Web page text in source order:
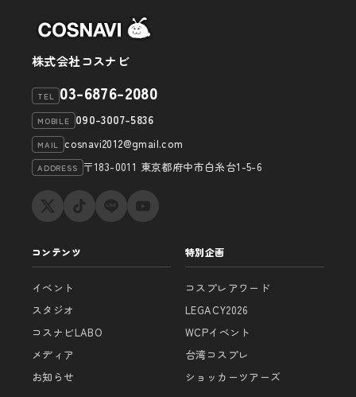
株式会社コスナビ
TEL 03-6876-2080
MOBILE 090-3007-5836
MAIL cosnavi2012@gmail.com
ADDRESS 〒183-0011 東京都府中市白糸台1-5-6
コンテンツ
イベント
スタジオ
コスナビLABO
メディア
お知らせ
特別企画
コスプレアワード
LEGACY2026
WCPイベント
台湾コスプレ
ショッカーツアーズ